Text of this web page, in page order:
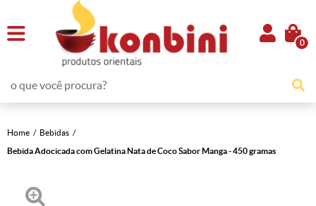
0
Home
Bebidas
Bebida Adocicada com Gelatina Nata de Coco Sabor Manga - 450 gramas